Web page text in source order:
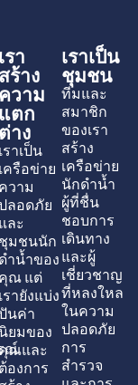
ณ์
เรา
สร้าง
ความ
แตก
ต่าง
เราเป็น
เครือข่าย
ความ
ลอดภัย
และ
ชุมชนนัก
ดำน้ำของ
คุณ แต่
เรายังแบ่ง
นค่า
นิยมของ
ณและ
ต้องการ
เราเป็น
ชุมชน
ทีมและ
สมาชิก
ของเรา
สร้าง
เครือข่าย
นักดำน้ำ
ผู้ที่ชื่น
ชอบการ
เดินทาง
และผู้
เชี่ยวชาญ
ที่หลงใหล
ในความ
ปลอดภัย
การ
สำรวจ